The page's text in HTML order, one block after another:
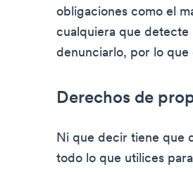
obligaciones como el
cualquiera que
denunciarlo, por lo
Derechos de
Ni que decir tiene que
todo lo que utilices